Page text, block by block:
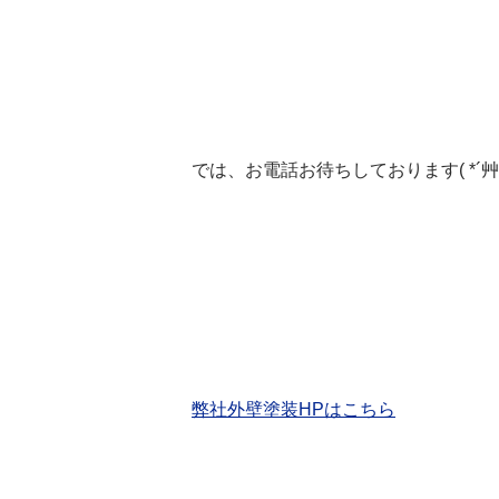
では、お電話お待ちしております( *´
弊社外壁塗装HPはこちら